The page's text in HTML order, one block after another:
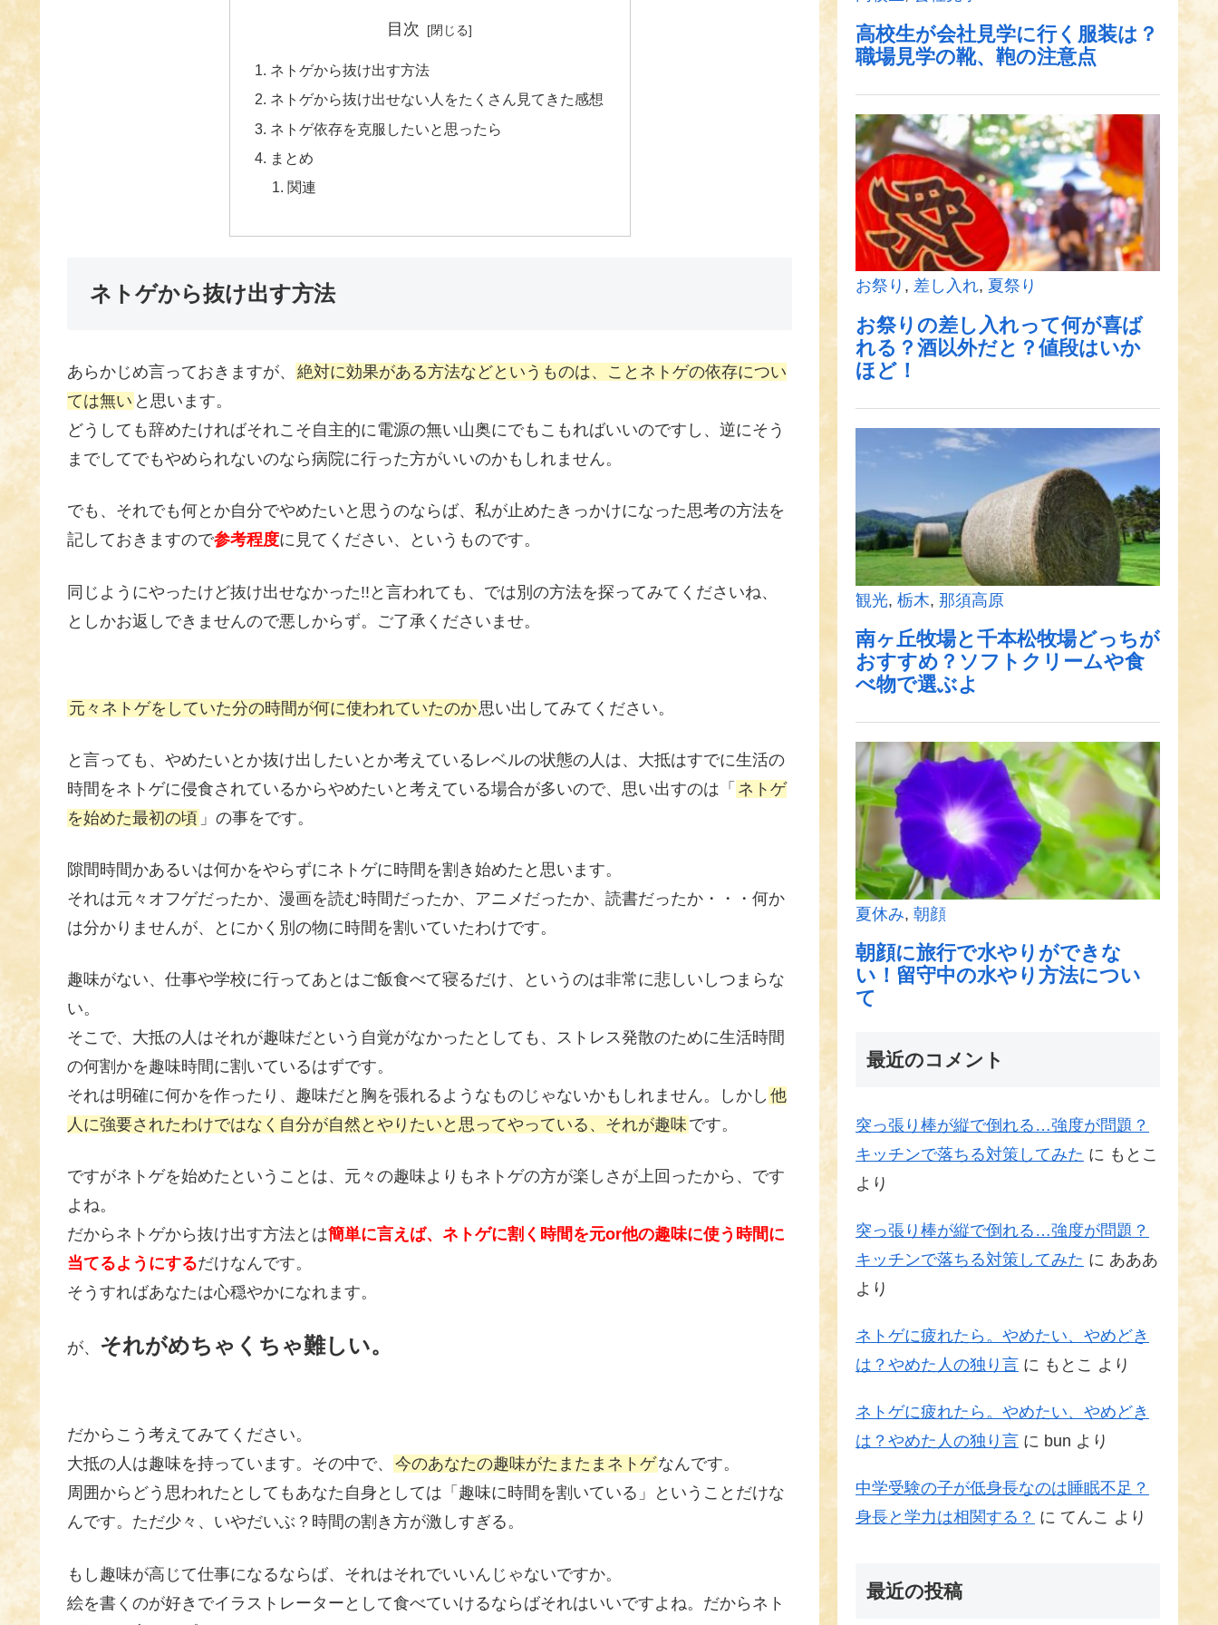
目次
ネトゲから抜け出す方法
ネトゲから抜け出せない人をたくさん見てきた感想
ネトゲ依存を克服したいと思ったら
まとめ
関連
ネトゲから抜け出す方法
あらかじめ言っておきますが、 絶対に効果がある方法などというものは、ことネトゲの依存につい
ては無い と思います。
どうしても辞めたければそれこそ自主的に電源の無い山奥にでもこもればいいのですし、逆にそう
までしてでもやめられないのなら病院に行った方がいいのかもしれません。
でも、それでも何とか自分でやめたいと思うのならば、私が止めたきっかけになった思考の方法を
記しておきますので参考程度に見てください、というものです。
同じようにやったけど抜け出せなかった!!と言われても、では別の方法を探ってみてくださいね、
としかお返しできませんので悪しからず。ご了承くださいませ。
元々ネトゲをしていた分の時間が何に使われていたのか思い出してみてください。
と言っても、やめたいとか抜け出したいとか考えているレベルの状態の人は、大抵はすでに生活の
時間をネトゲに侵食されているからやめたいと考えている場合が多いので、思い出すのは「 ネトゲ
を始めた最初の頃 」の事をです。
隙間時間かあるいは何かをやらずにネトゲに時間を割き始めたと思います。
それは元々オフゲだったか、漫画を読む時間だったか、アニメだったか、読書だったか・・・何か
は分かりませんが、とにかく別の物に時間を割いていたわけです。
趣味がない、仕事や学校に行ってあとはご飯食べて寝るだけ、というのは非常に悲しいしつまらな
い。
そこで、大抵の人はそれが趣味だという自覚がなかったとしても、ストレス発散のために生活時間
の何割かを趣味時間に割いているはずです。
それは明確に何かを作ったり、趣味だと胸を張れるようなものじゃないかもしれません。しかし 他
人に強要されたわけではなく自分が自然とやりたいと思ってやっている、それが趣味 です。
ですがネトゲを始めたということは、元々の趣味よりもネトゲの方が楽しさが上回ったから、です
よね。
だからネトゲから抜け出す方法とは簡単に言えば、ネトゲに割く時間を元or他の趣味に使う時間に
当てるようにするだけなんです。
そうすればあなたは心穏やかになれます。
が、 それがめちゃくちゃ難しい。
だからこう考えてみてください。
大抵の人は趣味を持っています。その中で、 今のあなたの趣味がたまたまネトゲなんです。
周囲からどう思われたとしてもあなた自身としては「趣味に時間を割いている」ということだけな
んです。ただ少々、いやだいぶ？時間の割き方が激しすぎる。
もし趣味が高じて仕事になるならば、それはそれでいいんじゃないですか。
絵を書くのが好きでイラストレーターとして食べていけるならばそれはいいですよね。だからネト
最近のコメント
突っ張り棒が縦で倒れる…強度が問題？
キッチンで落ちる対策してみた に もとこ
より
突っ張り棒が縦で倒れる…強度が問題？
キッチンで落ちる対策してみた に あああ
より
ネトゲに疲れたら。やめたい、やめどき
は？やめた人の独り言 に もとこ より
ネトゲに疲れたら。やめたい、やめどき
は？やめた人の独り言 に bun より
中学受験の子が低身長なのは睡眠不足？
身長と学力は相関する？ に てんこ より
最近の投稿